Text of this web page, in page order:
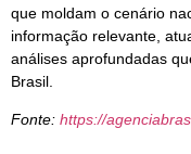
que moldam o cenário
informação relevante,
análises aprofundadas
Brasil.
Fonte: https://